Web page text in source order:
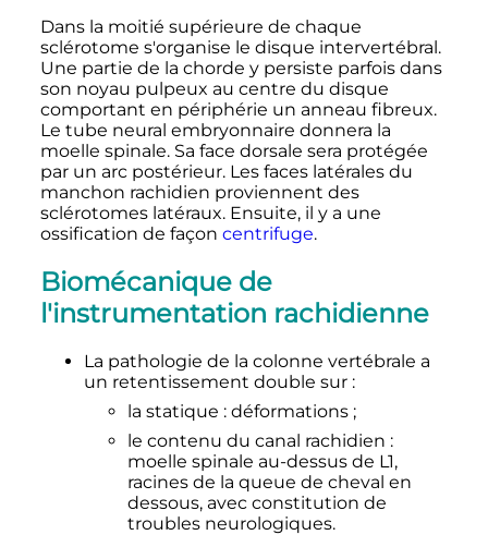
Dans la moitié supérieure de chaque
sclérotome s'organise le disque intervertébral.
Une partie de la chorde y persiste parfois dans
son noyau pulpeux au centre du disque
comportant en périphérie un anneau fibreux.
Le tube neural embryonnaire donnera la
moelle spinale. Sa face dorsale sera protégée
par un arc postérieur. Les faces latérales du
manchon rachidien proviennent des
sclérotomes latéraux. Ensuite, il y a une
ossification de façon centrifuge.
Biomécanique de
l'instrumentation rachidienne
La pathologie de la colonne vertébrale a
un retentissement double sur :
la statique : déformations ;
le contenu du canal rachidien :
moelle spinale au-dessus de L1,
racines de la queue de cheval en
dessous, avec constitution de
troubles neurologiques.